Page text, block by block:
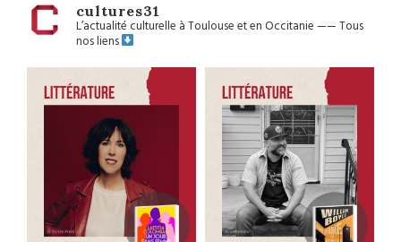
cultures31
L’actualité culturelle à Toulouse et en Occitanie——Tous
nos liens